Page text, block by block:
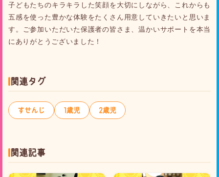
子どもたちのキラキラした笑顔を大切にしながら、これからも
五感を使った豊かな体験をたくさん用意していきたいと思いま
す。ご参加いただいた保護者の皆さま、温かいサポートを本当
にありがとうございました！
関連タグ
すせんじ 1歳児 2歳児
関連記事